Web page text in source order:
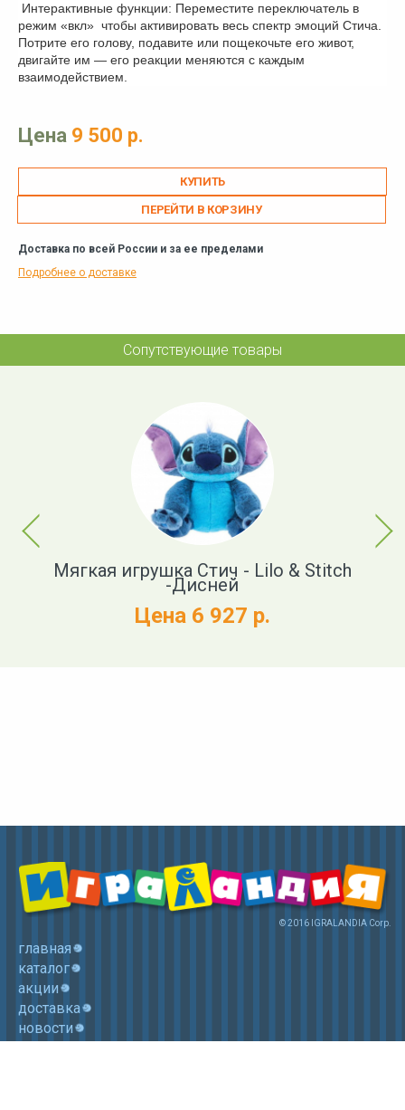
Интерактивные функции: Переместите переключатель в
режим «вкл» чтобы активировать весь спектр эмоций Стича.
Потрите его голову, подавите или пощекочьте его живот,
двигайте им — его реакции меняются с каждым
взаимодействием.
Цена 9 500 р.
ПЕРЕЙТИ В КОРЗИНУ
Доставка по всей России и за ее пределами
Подробнее о доставке
Сопутствующие товары
Previous
Мягкая игрушка Стич - Lilo & Stitch
-Дисней
Цена 6 927 р.
Next
© 2016 IGRALANDIA Corp.
главная
каталог
акции
доставка
новости